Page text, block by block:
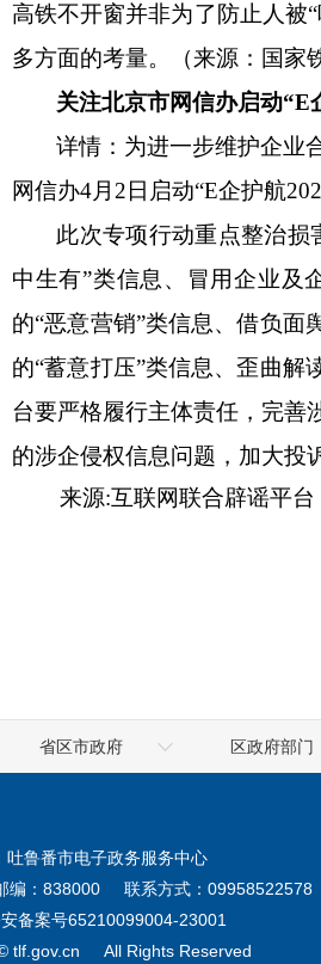
高铁不开窗并非为了防止人被
多方面的考量。（来源：国家
关注北京市网信办启动“E
详情：为进一步维护企业
网信办4月2日启动“E企护航
此次专项行动重点整治损
中生有”类信息、冒用企业及
的“恶意营销”类信息、借负面
的“蓄意打压”类信息、歪曲解
台要严格履行主体责任，完善
的涉企侵权信息问题，加大投
来源:互联网联合辟谣平台
省区市政府
新疆
宁夏
区政府部门
统计局
吐鲁番市电子政务服务中心
编：838000
联系方式：09958522578
备案号65210099004-23001
tlf.gov.cn All Rights Reserved